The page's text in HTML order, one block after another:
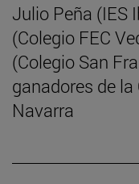
Julio Peña (IES
(Colegio FEC
(Colegio San
ganadores de
Navarra